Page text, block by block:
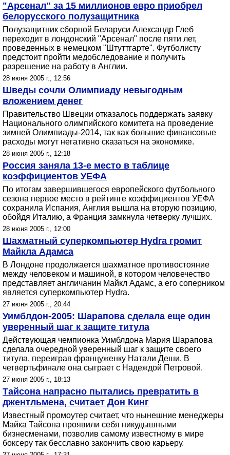
"Арсенал" за 15 миллионов евро приобрел
белорусского полузащитника
Полузащитник сборной Беларуси Александр Глеб
переходит в лондонский "Арсенал" после пяти лет,
проведенных в немецком "Штуттгарте". Футболисту
предстоит пройти медобследование и получить
разрешение на работу в Англии.
28 июня 2005 г., 12:56
Шведы сочли Олимпиаду невыгодным
вложением денег
Правительство Швеции отказалось поддержать заявку
Национального олимпийского комитета на проведение
зимней Олимпиады-2014, так как большие финансовые
расходы могут негативно сказаться на экономике.
28 июня 2005 г., 12:18
Россия заняла 13-е место в таблице
коэффициентов УЕФА
По итогам завершившегося европейского футбольного
сезона первое место в рейтинге коэффициентов УЕФА
сохранила Испания, Англия вышла на вторую позицию,
обойдя Италию, а Франция замкнула четверку лучших.
28 июня 2005 г., 12:00
Шахматный суперкомпьютер Hydra громит
Майкла Адамса
В Лондоне продолжается шахматное противостояние
между человеком и машиной, в котором человечество
представляет англичанин Майкл Адамс, а его соперником
является суперкомпьютер Hydra.
27 июня 2005 г., 20:44
Уимблдон-2005: Шарапова сделала еще один
уверенный шаг к защите титула
Действующая чемпионка Уимблдона Мария Шарапова
сделала очередной уверенный шаг к защите своего
титула, переиграв француженку Натали Деши. В
четвертьфинале она сыграет с Надеждой Петровой.
27 июня 2005 г., 18:13
Тайсона напрасно пытались превратить в
джентльмена, считает Дон Кинг
Известный промоутер считает, что нынешние менеджеры
Майка Тайсона проявили себя никудышными
бизнесменами, позволив самому известному в мире
боксеру так бесславно закончить свою карьеру.